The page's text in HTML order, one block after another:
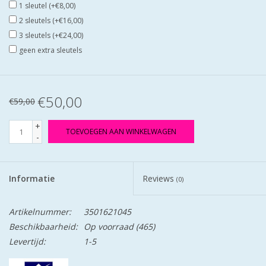
1 sleutel (+€8,00)
2 sleutels (+€16,00)
3 sleutels (+€24,00)
geen extra sleutels
€59,00 €50,00
+
-
TOEVOEGEN AAN WINKELWAGEN
Informatie Reviews (0)
Artikelnummer:
3501621045
Beschikbaarheid:
Op voorraad(465)
Levertijd:
1-5